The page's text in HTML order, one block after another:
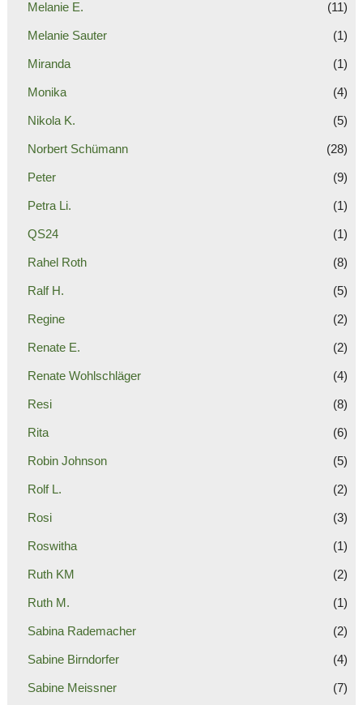
Melanie E. (11)
Melanie Sauter (1)
Miranda (1)
Monika (4)
Nikola K. (5)
Norbert Schümann (28)
Peter (9)
Petra Li. (1)
QS24 (1)
Rahel Roth (8)
Ralf H. (5)
Regine (2)
Renate E. (2)
Renate Wohlschläger (4)
Resi (8)
Rita (6)
Robin Johnson (5)
Rolf L. (2)
Rosi (3)
Roswitha (1)
Ruth KM (2)
Ruth M. (1)
Sabina Rademacher (2)
Sabine Birndorfer (4)
Sabine Meissner (7)